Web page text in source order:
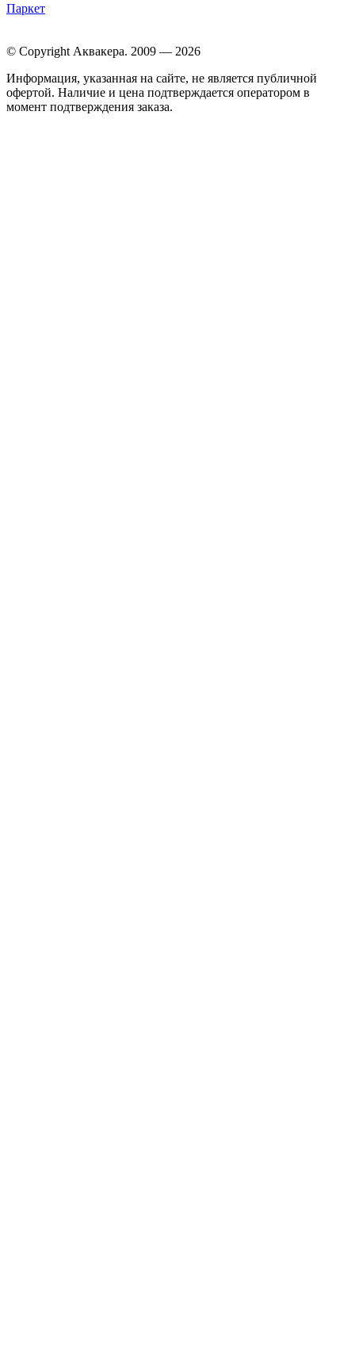
Паркет
© Copyright Аквакера. 2009 — 2026
Информация, указанная на сайте, не является публичной
офертой. Наличие и цена подтверждается оператором в
момент подтверждения заказа.